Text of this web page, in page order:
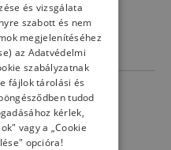
és vizsgálata
szabott és nem
megjelenítéséhez
az Adatvédelmi
szabályzatnak
fájlok tárolási és
tudod
kérlek,
vagy a „Cookie
opcióra!